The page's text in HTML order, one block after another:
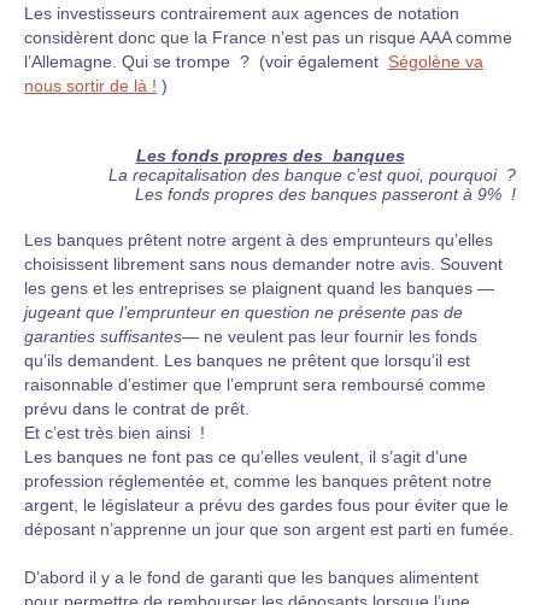
Les investisseurs contrairement aux agences de notation
considèrent donc que la France n’est pas un risque AAA comme
l’Allemagne. Qui se trompe ? (voir également Ségolène va
nous sortir de là ! )
Les fonds propres des banques
La recapitalisation des banque c’est quoi, pourquoi ?
Les fonds propres des banques passeront à 9% !
Les banques prêtent notre argent à des emprunteurs qu’elles
choisissent librement sans nous demander notre avis. Souvent
les gens et les entreprises se plaignent quand les banques —
jugeant que l’emprunteur en question ne présente pas de
garanties suffisantes— ne veulent pas leur fournir les fonds
qu’ils demandent. Les banques ne prêtent que lorsqu’il est
raisonnable d’estimer que l’emprunt sera remboursé comme
prévu dans le contrat de prêt.
Et c’est très bien ainsi !
Les banques ne font pas ce qu’elles veulent, il s’agit d’une
profession réglementée et, comme les banques prêtent notre
argent, le législateur a prévu des gardes fous pour éviter que le
déposant n’apprenne un jour que son argent est parti en fumée.
D’abord il y a le fond de garanti que les banques alimentent